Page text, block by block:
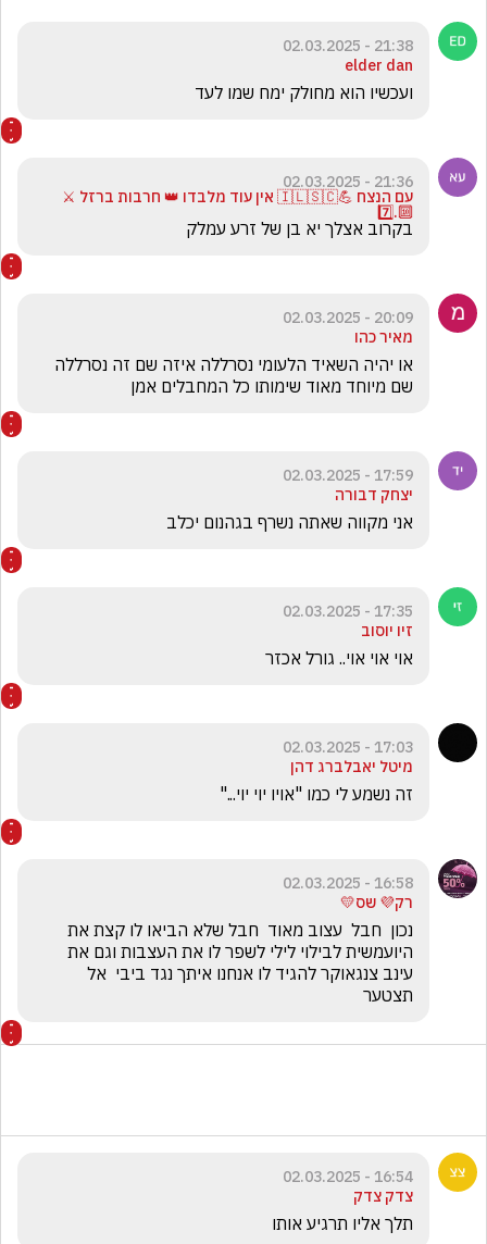
21:38 - 02.03.2025
elder dan
ועכשיו הוא מחולק ימח שמו לעד
21:36 - 02.03.2025
עם הנצח 💪🇮🇱🇸🇨 אין עוד מלבדו 👑 חרבות ברזל ⚔️
🔟.7️⃣
בקרוב אצלך יא בן של זרע עמלק
20:09 - 02.03.2025
מאיר כהו
שם מיוחד מאוד שימותו כל המחבלים אמן
17:59 - 02.03.2025
יצחק דבורה
אני מקווה שאתה נשרף בגהנום יכלב
17:35 - 02.03.2025
זיו יוסוב
אוי אוי אוי.. גורל אכזר
17:03 - 02.03.2025
מיטל יאבלברג דהן
זה נשמע לי כמו "אויו יוי יוי..."
16:58 - 02.03.2025
רק💜 שס💛
תצטער
16:54 - 02.03.2025
צדק צדק
תלך אליו תרגיע אותו